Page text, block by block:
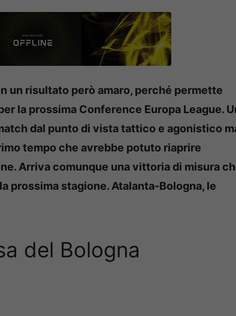
un risultato però amaro, perché permette
la prossima Conference Europa League.
dal punto di vista tattico e agonistico
tempo che avrebbe potuto riaprire
Arriva comunque una vittoria di misura
prossima stagione. Atalanta-Bologna, le
del Bologna